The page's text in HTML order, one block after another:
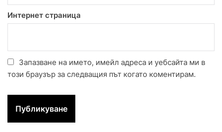
Интернет страница
Запазване на името, имейл адреса и уебсайта ми в
този браузър за следващия път когато коментирам.